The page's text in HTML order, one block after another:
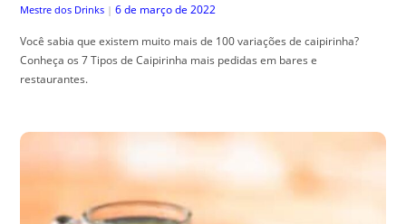
Mestre dos Drinks | 6 de março de 2022
Você sabia que existem muito mais de 100 variações de caipirinha?
Conheça os 7 Tipos de Caipirinha mais pedidas em bares e
restaurantes.